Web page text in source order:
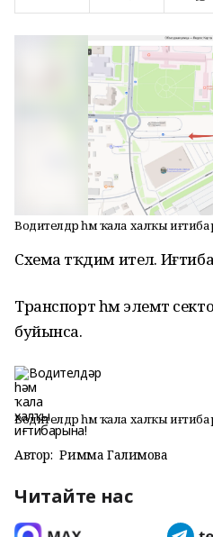
Водителдәр һәм ҡала халҡы
Схема тәҡдим ителә.
Транспорт һәм элемтә
буйынса.
Водителдәр һәм ҡала халҡы
Автор: Римма Галимова
Читайте нас